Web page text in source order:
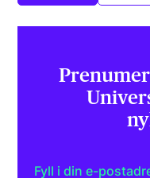
Fyll i din e-